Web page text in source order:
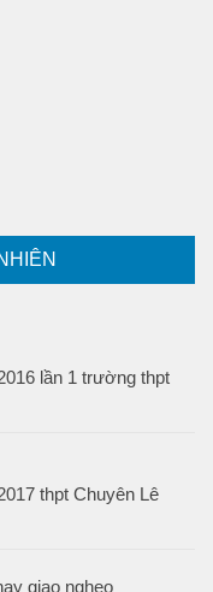
lần 1 trường thpt
thpt Chuyên Lê